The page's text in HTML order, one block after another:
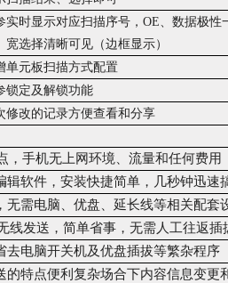
实时显示对应扫描序号，OE、数据极性
宽选择清晰可见（边框显示）
单元板扫描方式配置
锁定及解锁功能
修改的记录方便查看和分享
，手机无上网环境、流量和任何费用
辑软件，安装快捷简单，几秒钟迅速
无需电脑、优盘、延长线等相关配套
线发送，简单省事，无需人工往返插
去电脑开关机及优盘插拔等繁杂程序
的特点便利复杂场合下内容信息变更